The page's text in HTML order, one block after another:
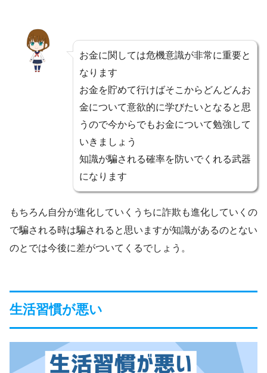
お金に関しては危機意識が非常に重要と
なります
お金を貯めて行けばそこからどんどんお
金について意欲的に学びたいとなると思
うので今からでもお金について勉強して
いきましょう
知識が騙される確率を防いでくれる武器
になります
もちろん自分が進化していくうちに詐欺も進化していくの
で騙される時は騙されると思いますが知識があるのとない
のとでは今後に差がついてくるでしょう。
生活習慣が悪い